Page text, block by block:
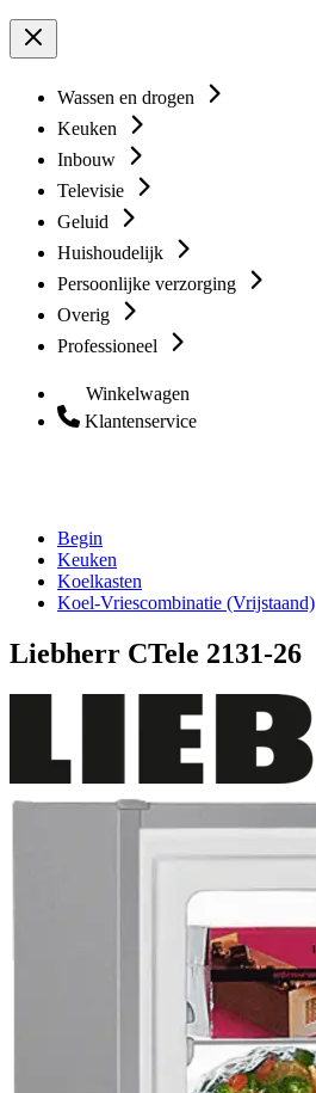
Wassen en drogen
Keuken
Inbouw
Televisie
Geluid
Huishoudelijk
Persoonlijke verzorging
Overig
Professioneel
Winkelwagen
Klantenservice
Begin
Keuken
Koelkasten
Koel-Vriescombinatie (Vrijstaand)
Liebherr CTele 2131-26